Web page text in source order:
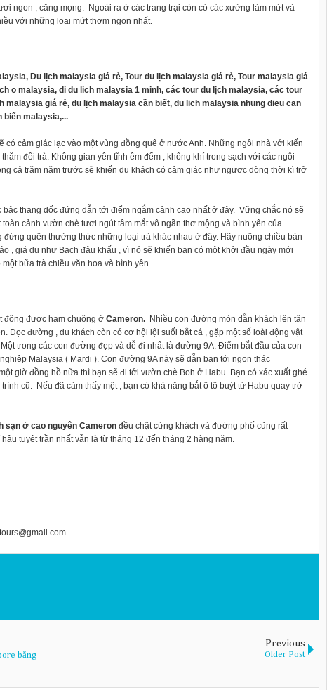
ngon , căng mọng. Ngoài ra ở các trang trại còn có các xưởng làm mứt và
với những loại mứt thơm ngon nhất.
Du lịch malaysia giá rẻ, Tour du lịch malaysia giá rẻ, Tour malaysia giá
o malaysia, di du lich malaysia 1 minh, các tour du lịch malaysia, các tour
giá rẻ, du lịch malaysia cần biết, du lich malaysia nhung dieu can
biển malaysia,...
có cảm giác lạc vào một vùng đồng quê ở nước Anh. Những ngôi nhà với kiến
đồi trà. Không gian yên tĩnh êm đếm , không khí trong sạch với các ngôi
cả trăm năm trước sẽ khiến du khách có cảm giác như ngược dòng thời kì trở
bậc thang dốc đứng dẫn tới điểm ngắm cảnh cao nhất ở đây. Vững chắc nó sẽ
cảnh vườn chè tươi ngút tầm mắt vô ngần thơ mộng và bình yên của
quên thưởng thức những loại trà khác nhau ở đây. Hãy nuông chiều bản
, giá dụ như Bạch đậu khấu , vì nó sẽ khiến bạn có một khởi đầu ngày mới
bữa trà chiều văn hoa và bình yên.
động được ham chuộng ở Cameron. Nhiều con đường mòn dẫn khách lên tận
Dọc đường , du khách còn có cơ hội lội suối bắt cá , gặp một số loài động vật
trong các con đường đẹp và dễ đi nhất là đường 9A. Điểm bắt đầu của con
Malaysia ( Mardi ). Con đường 9A này sẽ dẫn bạn tới ngọn thác
giờ đồng hồ nữa thì bạn sẽ đi tới vườn chè Boh ở Habu. Bạn có xác xuất ghé
cũ. Nếu đã cảm thấy mệt , bạn có khả năng bắt ô tô buýt từ Habu quay trở
sạn ở cao nguyên Cameron đều chật cứng khách và đường phố cũng rất
tuyệt trần nhất vẫn là từ tháng 12 đến tháng 2 hàng năm.
bằng
Previous
Older Post